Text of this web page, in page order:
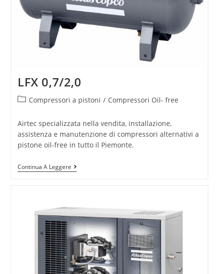
LFX 0,7/2,0
Compressori a pistoni / Compressori Oil- free
Airtec specializzata nella vendita, installazione,
assistenza e manutenzione di compressori alternativi a
pistone oil-free in tutto il Piemonte.
Continua A Leggere